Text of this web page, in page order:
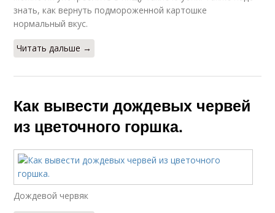
знать, как вернуть подмороженной картошке
нормальный вкус.
Читать дальше →
Как вывести дождевых червей
из цветочного горшка.
Дождевой червяк